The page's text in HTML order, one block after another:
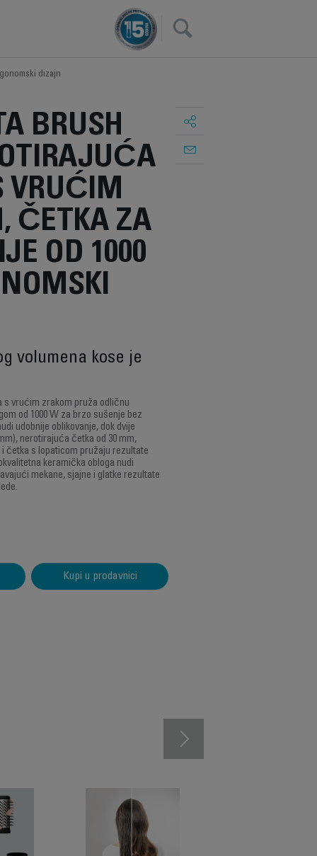
×
dizajn
BRUSH
VRUĆIM
ČETKA ZA
OD 1000
volumena kose je
vrućim zrakom pruža odličnu
od 1000 W za brzo sušenje bez
udobnije oblikovanje, dok dvije
nerotirajuća četka od 30 mm,
četka s lopaticom pružaju rezultate
keramička obloga nudi
mekane, sjajne i glatke rezultate
Kupi u prodavnici